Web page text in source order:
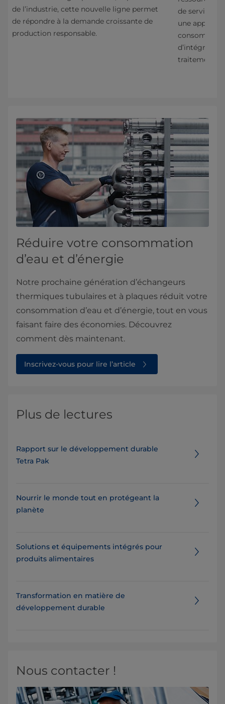
de l’industrie, cette nouvelle ligne permet
de répondre à la demande croissante de
production responsable.
de services
une
d’intégrité
traitement et
Réduire votre consommation
d’eau et d’énergie
Notre prochaine génération d’échangeurs
thermiques tubulaires et à plaques réduit votre
consommation d’eau et d’énergie, tout en vous
faisant faire des économies. Découvrez
comment dès maintenant.
Inscrivez-vous pour lire l’article
Plus de lectures
Rapport sur le développement durable
Tetra Pak
Nourrir le monde tout en protégeant la
planète
Solutions et équipements intégrés pour
produits alimentaires
Transformation en matière de
développement durable
Nous contacter !